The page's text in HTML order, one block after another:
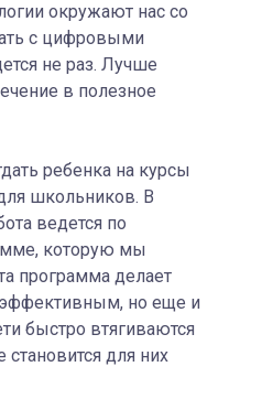
окружают нас со
с цифровыми
не раз. Лучше
в полезное
ребенка на курсы
школьников. В
ведется по
которую мы
программа делает
но еще и
быстро втягиваются
для них